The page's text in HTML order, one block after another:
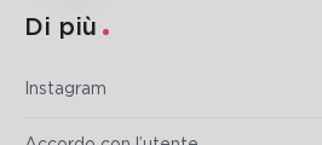
Di più
Instagram